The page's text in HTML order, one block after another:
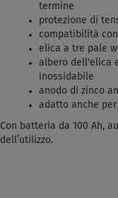
termine
protezione di
compatibilità con
elica a tre pale
albero dell'elica
inossidabile
anodo di zinco
adatto anche
Con batteria da 100 Ah,
dell’utilizzo.